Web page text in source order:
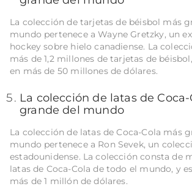
La colección de tarjetas de béisbol más
mundo pertenece a Wayne Gretzky, un
hockey sobre hielo canadiense. La
más de 1,2 millones de tarjetas de
en más de 50 millones de dólares.
La colección de latas de
grande del mundo
La colección de latas de Coca-Cola más
mundo pertenece a Ron Sevek, un
estadounidense. La colección consta de
latas de Coca-Cola de todo el mundo, y
más de 1 millón de dólares.